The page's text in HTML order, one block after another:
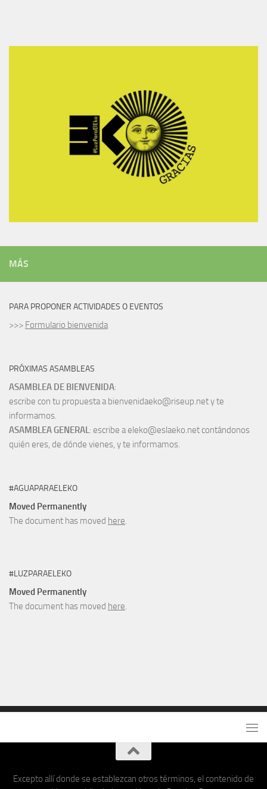
MÁS
PARA PROPONER ACTIVIDADES O EVENTOS
>>> Formulario bienvenida
PRÓXIMAS ASAMBLEAS
ASAMBLEA DE BIENVENIDA:
escribe con tu propuesta a bienvenidaeko@riseup.net y te
informamos.
ASAMBLEA GENERAL: escribe a eleko@eslaeko.net contándonos
quién eres, de dónde vienes, y te informamos.
#AGUAPARAELEKO
Moved Permanently
The document has moved here.
#LUZPARAELEKO
Moved Permanently
The document has moved here.
Excepto allí donde se establezcan otros términos, el contenido de